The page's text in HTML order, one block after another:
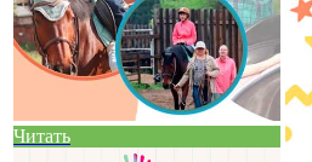
Читать